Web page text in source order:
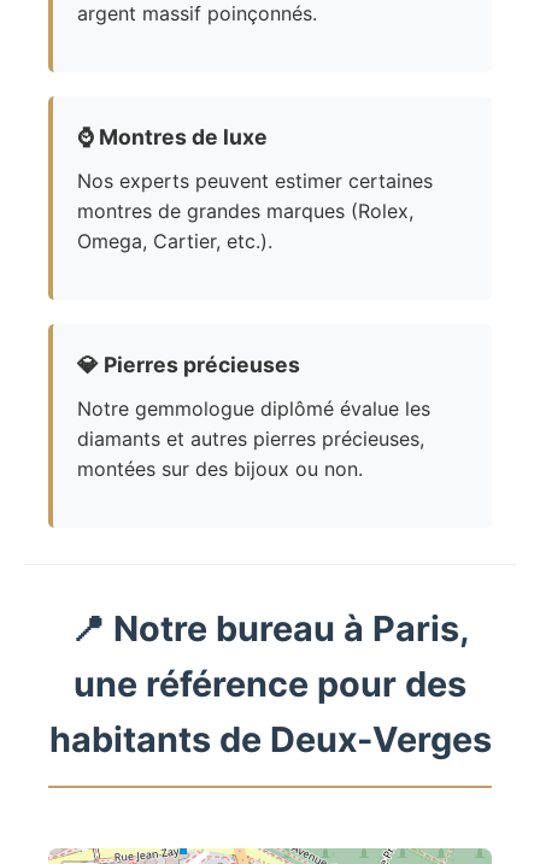
argent massif poinçonnés.
⌚ Montres de luxe
Nos experts peuvent estimer certaines
montres de grandes marques (Rolex,
Omega, Cartier, etc.).
💎 Pierres précieuses
Notre gemmologue diplômé évalue les
diamants et autres pierres précieuses,
montées sur des bijoux ou non.
📍 Notre bureau à Paris,
une référence pour des
habitants de Deux-Verges